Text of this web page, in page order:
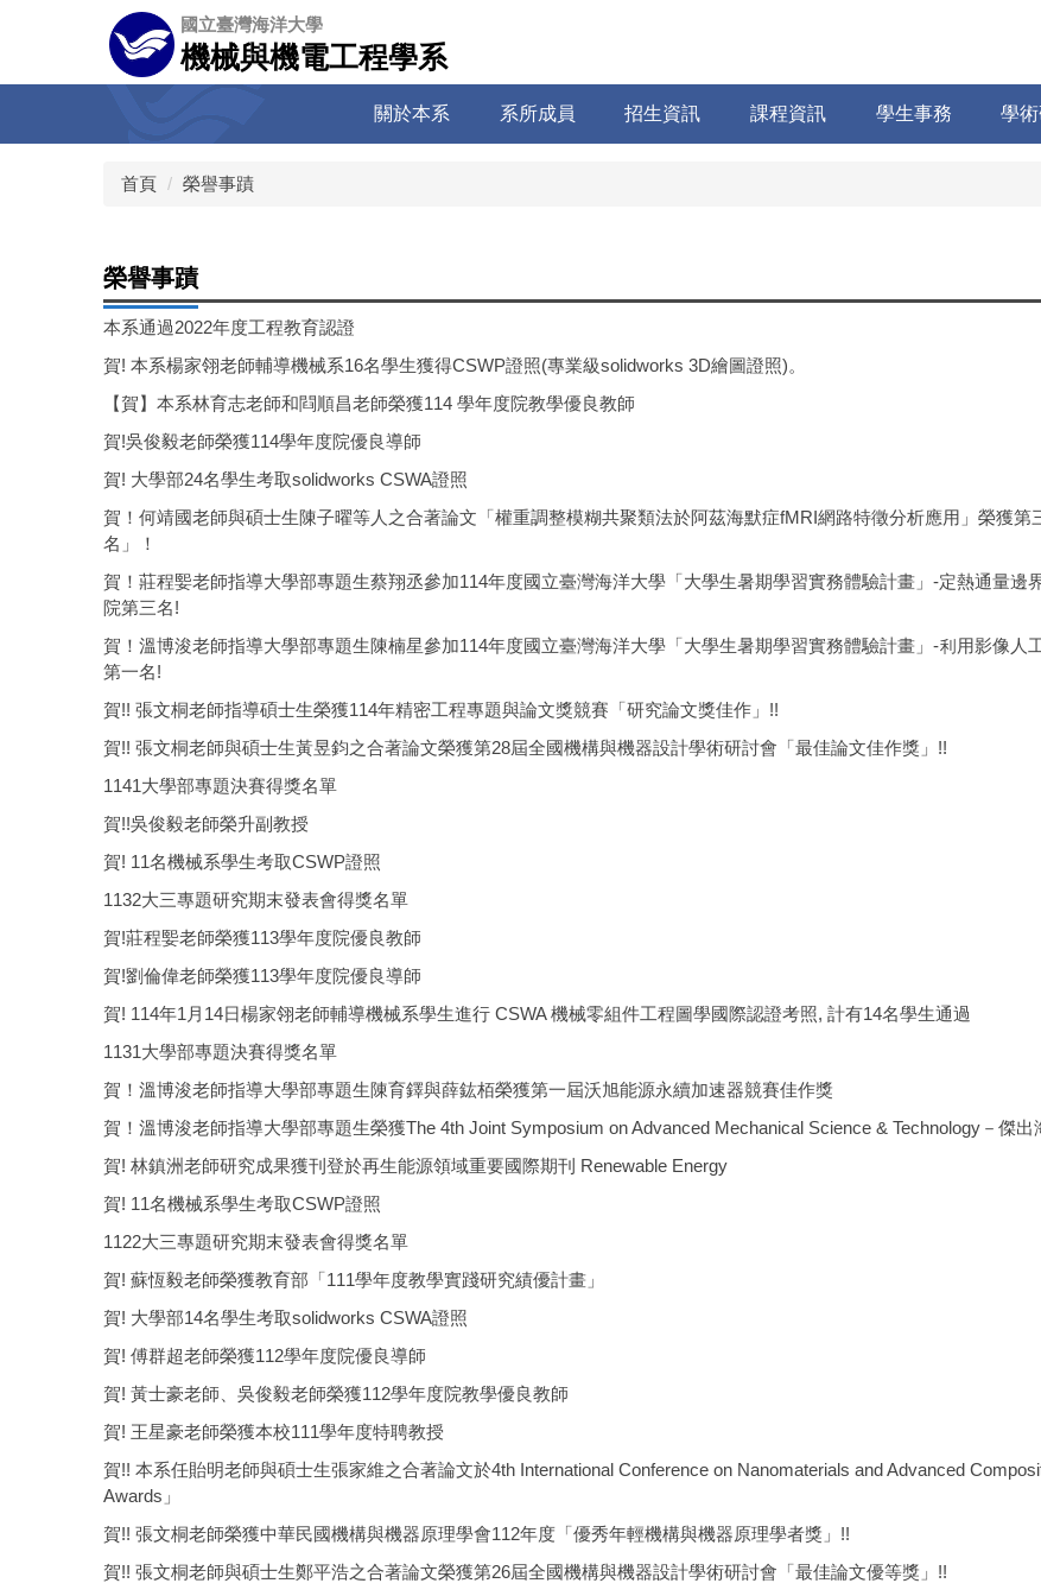
容
國立臺灣海洋大學
機械與機電工程學系
關於本系 系所成員 招生資訊 課程資訊 學生事務 學
首頁 榮譽事蹟
榮譽事蹟
本系通過2022年度工程教育認證
賀! 本系楊家翎老師輔導機械系16名學生獲得CSWP證照(專業級solidworks 3D繪圖證照)。
【賀】本系林育志老師和閰順昌老師榮獲114 學年度院教學優良教師
賀!吳俊毅老師榮獲114學年度院優良導師
賀! 大學部24名學生考取solidworks CSWA證照
賀！何靖國老師與碩士生陳子曜等人之合著論文「權重調整模糊共聚類法於阿茲海默症fMRI網路特徵分析應用」榮獲
名」！
賀！莊程媐老師指導大學部專題生蔡翔丞參加114年度國立臺灣海洋大學「大學生暑期學習實務體驗計畫」-定熱通量
院第三名!
賀！溫博浚老師指導大學部專題生陳楠星參加114年度國立臺灣海洋大學「大學生暑期學習實務體驗計畫」-利用影像
第一名!
賀!! 張文桐老師指導碩士生榮獲114年精密工程專題與論文獎競賽「研究論文獎佳作」!!
賀!! 張文桐老師與碩士生黃昱鈞之合著論文榮獲第28屆全國機構與機器設計學術研討會「最佳論文佳作獎」!!
1141大學部專題決賽得獎名單
賀!!吳俊毅老師榮升副教授
賀! 11名機械系學生考取CSWP證照
1132大三專題研究期末發表會得獎名單
賀!莊程媐老師榮獲113學年度院優良教師
賀!劉倫偉老師榮獲113學年度院優良導師
賀! 114年1月14日楊家翎老師輔導機械系學生進行 CSWA 機械零組件工程圖學國際認證考照, 計有14名學生通過
1131大學部專題決賽得獎名單
賀！溫博浚老師指導大學部專題生陳育鐸與薛鈜栢榮獲第一屆沃旭能源永續加速器競賽佳作獎
賀！溫博浚老師指導大學部專題生榮獲The 4th Joint Symposium on Advanced Mechanical Science & Technology－傑出
賀! 林鎮洲老師研究成果獲刊登於再生能源領域重要國際期刊 Renewable Energy
賀! 11名機械系學生考取CSWP證照
1122大三專題研究期末發表會得獎名單
賀! 蘇恆毅老師榮獲教育部「111學年度教學實踐研究績優計畫」
賀! 大學部14名學生考取solidworks CSWA證照
賀! 傅群超老師榮獲112學年度院優良導師
賀! 黃士豪老師、吳俊毅老師榮獲112學年度院教學優良教師
賀! 王星豪老師榮獲本校111學年度特聘教授
賀!! 本系任貽明老師與碩士生張家維之合著論文於4th International Conference on Nanomaterials and Advanced
Awards」
賀!! 張文桐老師榮獲中華民國機構與機器原理學會112年度「優秀年輕機構與機器原理學者獎」!!
賀!! 張文桐老師與碩士生鄭平浩之合著論文榮獲第26屆全國機構與機器設計學術研討會「最佳論文優等獎」!!